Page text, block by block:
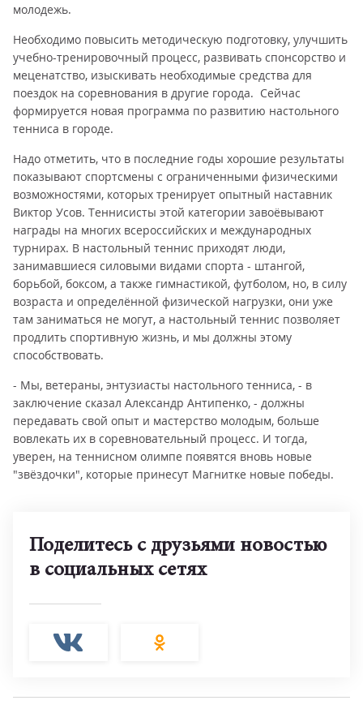
молодежь.
Необходимо повысить методическую подготовку, улучшить
учебно-тренировочный процесс, развивать спонсорство и
меценатство, изыскивать необходимые средства для
поездок на соревнования в другие города. Сейчас
формируется новая программа по развитию настольного
тенниса в городе.
Надо отметить, что в последние годы хорошие результаты
показывают спортсмены с ограниченными физическими
возможностями, которых тренирует опытный наставник
Виктор Усов. Теннисисты этой категории завоёвывают
награды на многих всероссийских и международных
турнирах. В настольный теннис приходят люди,
занимавшиеся силовыми видами спорта - штангой,
борьбой, боксом, а также гимнастикой, футболом, но, в силу
возраста и определённой физической нагрузки, они уже
там заниматься не могут, а настольный теннис позволяет
продлить спортивную жизнь, и мы должны этому
способствовать.
- Мы, ветераны, энтузиасты настольного тенниса, - в
заключение сказал Александр Антипенко, - должны
передавать свой опыт и мастерство молодым, больше
вовлекать их в соревновательный процесс. И тогда,
уверен, на теннисном олимпе появятся вновь новые
"звёздочки", которые принесут Магнитке новые победы.
Поделитесь с друзьями новостью
в социальных сетях